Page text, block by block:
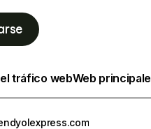
tráfico webWeb